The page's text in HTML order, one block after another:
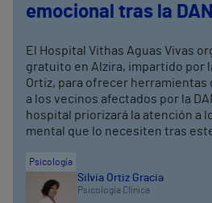
emocional tras la
El Hospital Vithas Aguas Vivas
gratuito en Alzira, impartido por
Ortiz, para ofrecer herramientas
a los vecinos afectados por la
hospital priorizará la atención a
mental que lo necesiten tras
Psicología
Silvia Ortiz Gracia
Psicología Clínica